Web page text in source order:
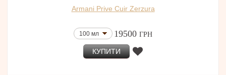
Armani Prive Cuir Zerzura
100 мл 19500 ГРН
КУПИТИ